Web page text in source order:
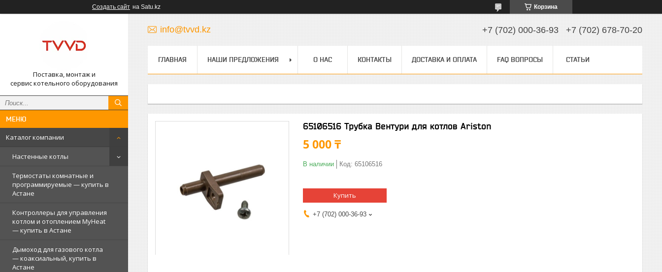
Создать сайт на Satu.kz Корзина
Поставка, монтаж и
сервис котельного оборудования
Каталог компании
Настенные котлы
Термостаты комнатные и
программируемые — купить в
Астане
Контроллеры для управления
котлом и отоплением MyHeat
— купить в Астане
Дымоход для газового котла
— коаксиальный, купить в
Астане
info@tvvd.kz +7 (702) 000-36-93 +7 (702) 678-70-20
ГЛАВНАЯ НАШИ ПРЕДЛОЖЕНИЯ О НАС КОНТАКТЫ ДОСТАВКА И ОПЛАТА FAQ ВОПРОСЫ СТАТЬИ
65106516 Трубка Вентури для котлов Ariston
5 000 ₸
В наличии Код: 65106516
Купить
+7 (702) 000-36-93